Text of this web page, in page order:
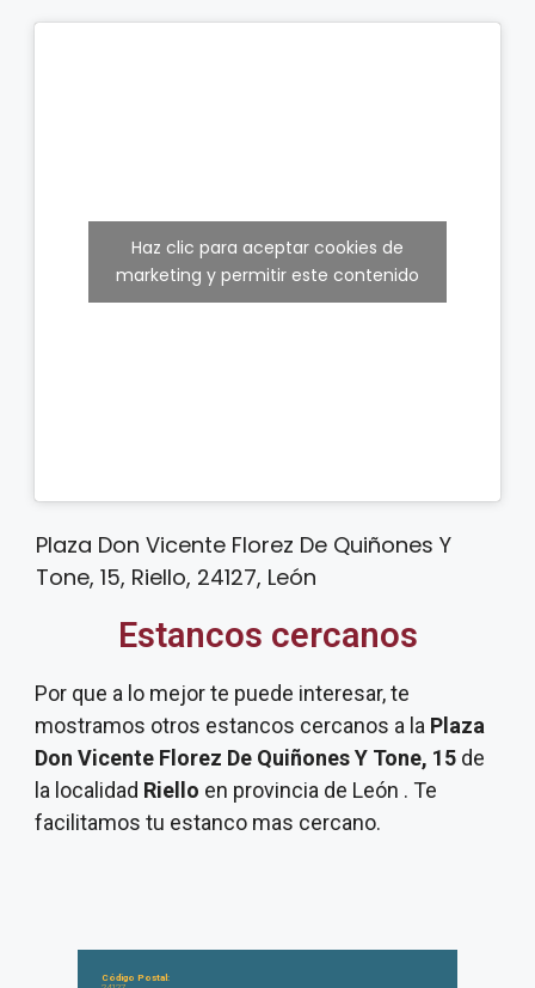
Haz clic para aceptar cookies de
marketing y permitir este contenido
Plaza Don Vicente Florez De Quiñones Y
Tone, 15, Riello, 24127, León
Estancos cercanos
Por que a lo mejor te puede interesar, te
mostramos otros estancos cercanos a la Plaza
Don Vicente Florez De Quiñones Y Tone, 15 de
la localidad Riello en provincia de León . Te
facilitamos tu estanco mas cercano.
Código Postal: